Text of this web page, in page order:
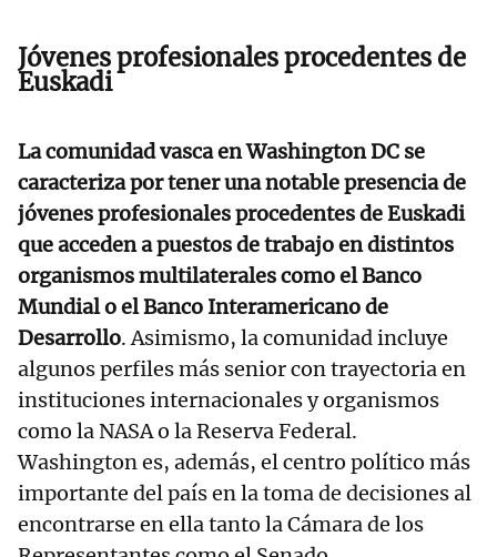
Jóvenes profesionales procedentes de
Euskadi
La comunidad vasca en Washington DC se
caracteriza por tener una notable presencia de
jóvenes profesionales procedentes de Euskadi
que acceden a puestos de trabajo en distintos
organismos multilaterales como el Banco
Mundial o el Banco Interamericano de
Desarrollo. Asimismo, la comunidad incluye
algunos perfiles más senior con trayectoria en
instituciones internacionales y organismos
como la NASA o la Reserva Federal.
Washington es, además, el centro político más
importante del país en la toma de decisiones al
encontrarse en ella tanto la Cámara de los